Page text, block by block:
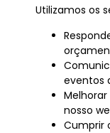
Utilizamos os
eventos
nosso
Cumprir